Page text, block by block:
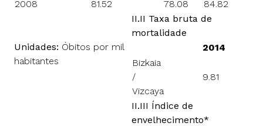
2008
81.52 78.08
84.82
II.II Taxa bruta de
mortalidade
Unidades: Óbitos por mil
habitantes
2014
Bizkaia
/
Vizcaya
9.81
II.III Índice de
envelhecimento*